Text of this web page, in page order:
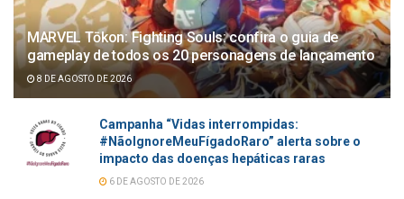
MARVEL Tōkon: Fighting Souls: confira o guia de
gameplay de todos os 20 personagens de lançamento
8 DE AGOSTO DE 2026
Campanha “Vidas interrompidas:
#NãoIgnoreMeuFígadoRaro” alerta sobre o
impacto das doenças hepáticas raras
6 DE AGOSTO DE 2026